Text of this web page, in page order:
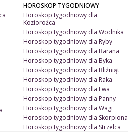
HOROSKOP TYGODNIOWY
Horoskop tygodniowy dla
Koziorożca
Horoskop tygodniowy dla Wodnika
Horoskop tygodniowy dla Ryby
Horoskop tygodniowy dla Barana
Horoskop tygodniowy dla Byka
Horoskop tygodniowy dla Bliźniąt
Horoskop tygodniowy dla Raka
Horoskop tygodniowy dla Lwa
Horoskop tygodniowy dla Panny
Horoskop tygodniowy dla Wagi
Horoskop tygodniowy dla Skorpiona
Horoskop tygodniowy dla Strzelca